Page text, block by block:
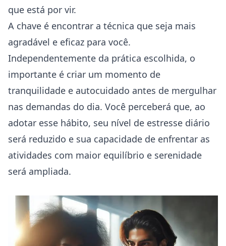
que está por vir.
A chave é encontrar a técnica que seja mais
agradável e eficaz para você.
Independentemente da prática escolhida, o
importante é criar um momento de
tranquilidade e autocuidado antes de mergulhar
nas demandas do dia. Você perceberá que, ao
adotar esse hábito, seu nível de estresse diário
será reduzido e sua capacidade de enfrentar as
atividades com maior equilíbrio e serenidade
será ampliada.